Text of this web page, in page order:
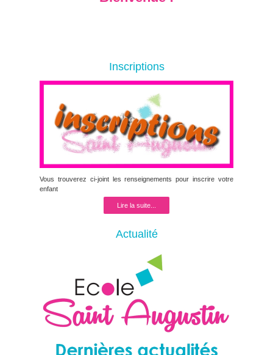
Inscriptions
Vous trouverez ci-joint les renseignements pour inscrire votre
enfant
Lire la suite...
Actualité